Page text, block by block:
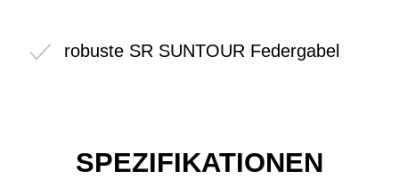
robuste SR SUNTOUR Federgabel
SPEZIFIKATIONEN